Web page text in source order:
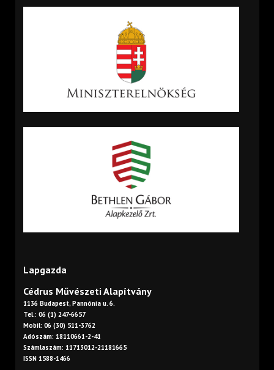
Lapgazda
Cédrus Művészeti Alapítvány
1136 Budapest, Pannónia u. 6.
Tel.: 06 (1) 247-6657
Mobil: 06 (30) 511-3762
Adószám: 18110661-2-41
Számlaszám: 11713012-21181665
ISSN 1588-1466